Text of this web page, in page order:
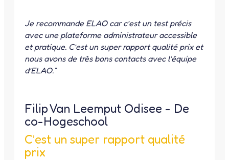
Je recommande ELAO car c’est un test précis
avec une plateforme administrateur accessible
et pratique. C’est un super rapport qualité prix et
nous avons de très bons contacts avec l’équipe
d’ELAO.”
Filip Van Leemput Odisee - De
co-Hogeschool
C’est un super rapport qualité
prix